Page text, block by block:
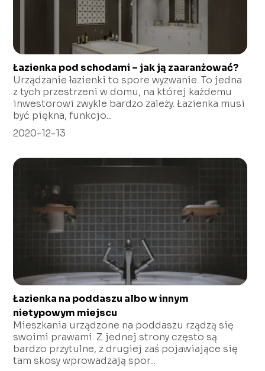
Łazienka pod schodami – jak ją zaaranżować?
Urządzanie łazienki to spore wyzwanie. To jedna
z tych przestrzeni w domu, na której każdemu
inwestorowi zwykle bardzo zależy. Łazienka musi
być piękna, funkcjo...
2020-12-13
Łazienka na poddaszu albo w innym
nietypowym miejscu
Mieszkania urządzone na poddaszu rządzą się
swoimi prawami. Z jednej strony często są
bardzo przytulne, z drugiej zaś pojawiające się
tam skosy wprowadzają spor...